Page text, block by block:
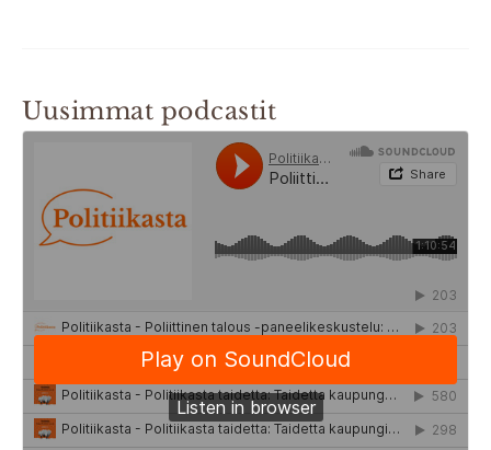
Uusimmat podcastit